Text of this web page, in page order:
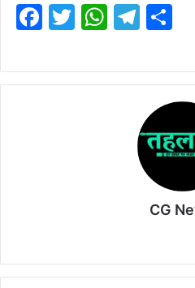
F
c
e
T
itt
er
W
at
s
T
e
gr
a
m
e
CG